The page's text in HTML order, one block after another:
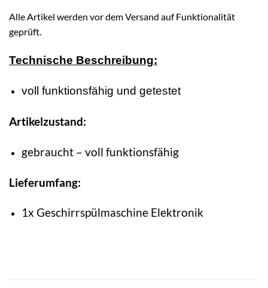
Alle Artikel werden vor dem Versand auf Funktionalität
geprüft.
Technische Beschreibung:
voll funktionsfähig und getestet
Artikelzustand:
gebraucht – voll funktionsfähig
Lieferumfang:
1x Geschirrspülmaschine Elektronik